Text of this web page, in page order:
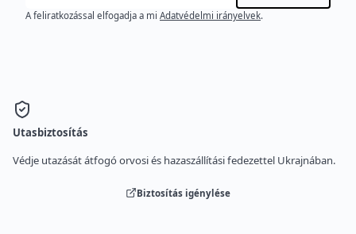
A feliratkozással elfogadja a mi Adatvédelmi irányelvek.
Utasbiztosítás
Védje utazását átfogó orvosi és hazaszállítási fedezettel Ukrajnában.
Biztosítás igénylése